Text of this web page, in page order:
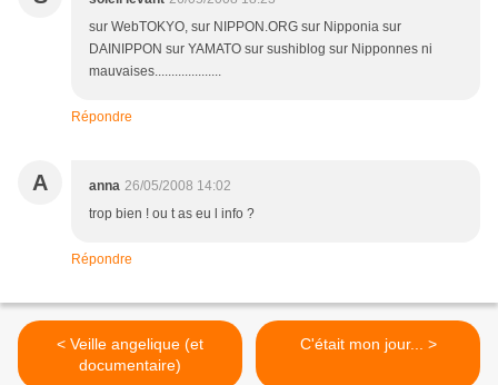
sur WebTOKYO, sur NIPPON.ORG sur Nipponia sur
DAINIPPON sur YAMATO sur sushiblog sur Nipponnes ni
mauvaises....................
Répondre
A anna 26/05/2008 14:02
trop bien ! ou t as eu l info ?
Répondre
< Veille angelique (et
documentaire)
C'était mon jour... >